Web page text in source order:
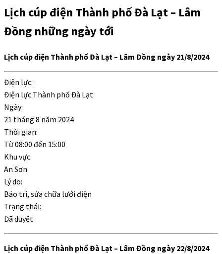
Lịch cúp điện Thành phố Đà Lạt – Lâm
Đồng những ngày tới
Lịch cúp điện Thành phố Đà Lạt – Lâm Đồng ngày 21/8/2024
Điện lực:
Điện lực Thành phố Đà Lạt
Ngày:
21 tháng 8 năm 2024
Thời gian:
Từ08:00 đến 15:00
Khu vực:
An Sơn
Lý do:
Bảo trì, sửa chữa lưới điện
Trạng thái:
Đã duyệt
Lịch cúp điện Thành phố Đà Lạt – Lâm Đồng ngày 22/8/2024